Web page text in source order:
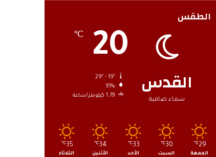
الطقس
القدس
سماء صافية
20
℃
91%
1.79 كيلومتر/ساعة
29
℃
الجمعة
30
℃
السبت
33
℃
الأحد
34
℃
الأثنين
35
℃
الثلاثاء